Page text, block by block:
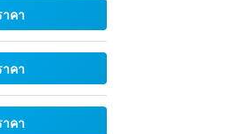
คา
คา
คา